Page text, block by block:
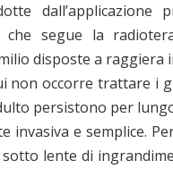
dall’applicazione
segue la
disposte a raggiera
non occorre trattare i
persistono per
invasiva e semplice.
lente di